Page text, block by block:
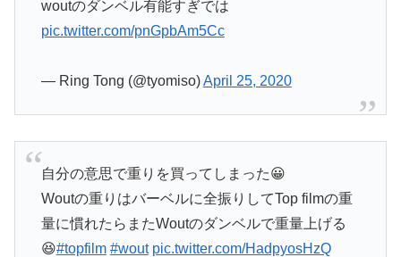
woutのダンベル有能すぎでは
pic.twitter.com/pnGpbAm5Cc
— Ring Tong (@tyomiso)April 25, 2020
自分の意思で重りを買ってしまった😀
Woutの重りはバーベルに全振りしてTop filmの重
量に慣れたらまたWoutのダンベルで重量上げる
😆#topfilm #wout pic.twitter.com/HadpyosHzQ